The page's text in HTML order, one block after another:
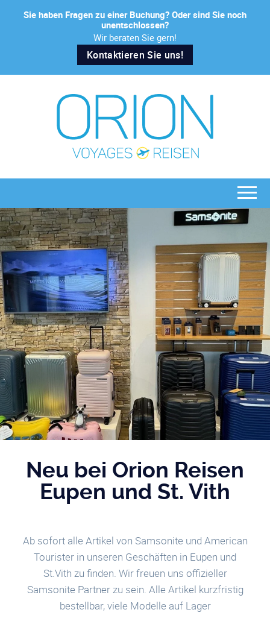
Sie haben Fragen zu einer Buchung? Oder sind Sie noch
unentschlossen?
Wir beraten Sie gern!
Kontaktieren Sie uns!
Neu bei Orion Reisen
Eupen und St. Vith
Ab sofort alle Artikel von Samsonite und American
Tourister in unseren Geschäften in Eupen und
St.Vith zu finden. Wir freuen uns offizieller
Samsonite Partner zu sein. Alle Artikel kurzfristig
bestellbar, viele Modelle auf Lager